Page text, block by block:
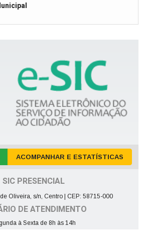
ACOMPANHAR E ESTATÍSTICAS
SIC PRESENCIAL
Oliveira, s/n, Centro | CEP: 58715-000
DE ATENDIMENTO
à Sexta de 8h às 14h